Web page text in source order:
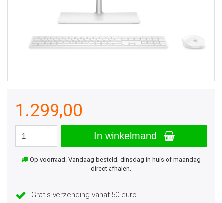
1.299,00
In winkelmand
Op voorraad. Vandaag besteld, dinsdag in huis of maandag
direct afhalen.
Gratis verzending vanaf 50 euro